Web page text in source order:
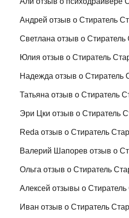
Андрей отзыв о Стиратель
Светлана отзыв о Стиратель
Юлия отзыв о Стиратель
Надежда отзыв о Стиратель
Татьяна отзыв о Стиратель
Эри Цки отзыв о Стиратель
Reda отзыв о Стиратель
Валерий Шапорев отзыв о
Ольга отзыв о Стиратель
Алексей отзывы о Стиратель
Иван отзыв о Стиратель